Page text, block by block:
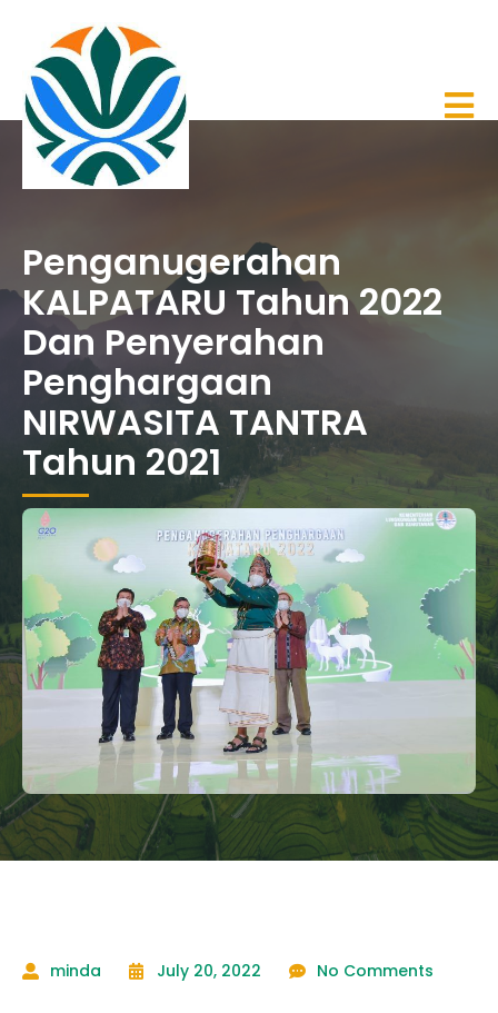
Penganugerahan
KALPATARU Tahun 2022
Dan Penyerahan
Penghargaan
NIRWASITA TANTRA
Tahun 2021
minda July 20, 2022 No Comments